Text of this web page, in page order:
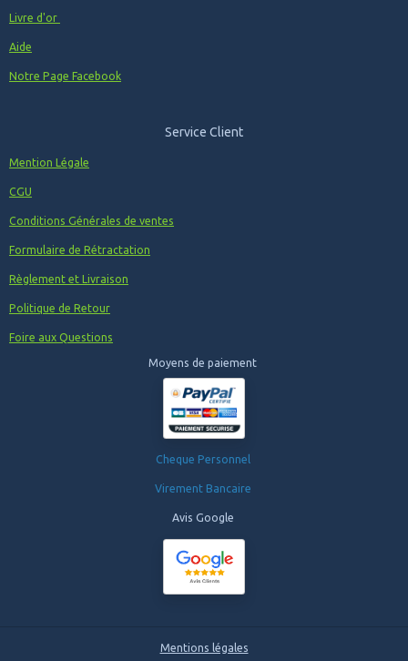
Livre d'or
Aide
Notre Page Facebook
Service Client
Mention Légale
CGU
Conditions Générales de ventes
Formulaire de Rétractation
Règlement et Livraison
Politique de Retour
Foire aux Questions
Moyens de paiement
Cheque Personnel
Virement Bancaire
Avis Google
Mentions légales